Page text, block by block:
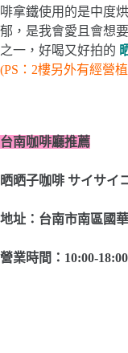
啡拿鐵使用的是中度
郁，是我會愛且會想
之一，好喝又好拍的
(PS：2樓另外有經營
台南咖啡廳推薦
晒晒子咖啡 サイサイ
地址：台南市南區國
營業時間：10:00-